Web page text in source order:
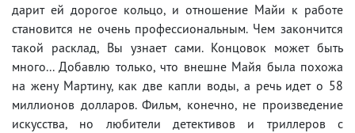
дарит ей дорогое кольцо, и отношение Майи к работе
становится не очень профессиональным. Чем закончится
такой расклад, Вы узнает сами. Концовок может быть
много... Добавлю только, что внешне Майя была похожа
на жену Мартину, как две капли воды, а речь идет о 58
миллионов долларов. Фильм, конечно, не произведение
искусства, но любители детективов и триллеров с